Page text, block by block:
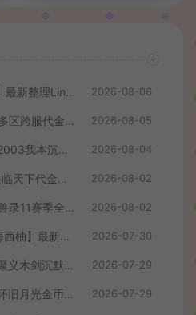
MT3换皮MH【天穹西游】最新整理Linux手工服务端+安卓苹果双端+GM后台+详细搭建教程+全套源码+视频教程 2026-08-06
宫斗养成手游【盛世芳華多区跨服代金券本地优化版】最新整理单机一键即玩端+Linux手工服务端+CDK授权后台+安卓+详细搭建教程 2026-08-05
RED三端引擎传奇手游【2003我本沉默】最新整理Win系服务端+安卓苹果PC三端+详细搭建教程 2026-08-04
三网H5策略手游【三国兵临天下代金券内购七合修复版】最新整理单机一键即玩镜像端+Linux手工服务端+管理后台+GM授权后台+简易安卓客户端+详细搭建教程+视频教程 2026-08-02
卡牌回合手游【山海经异兽录11赛季全人物代金券内购版】最新整理WIN系服务端+授权GM后台+管理后台+热更修改工具+安卓+详细搭建教程 2026-08-02
GGE2互通西游【神界天海西柚】最新整理Win系服务端+安卓苹果PC三端+内置GM工具+全套源码+详细搭建教程+视频教程 2026-07-30
RED三端引擎传奇手游【聚义木剑沉默高仿嘟嘟沉默】最新整理Win系服务端+安卓苹果PC三端+详细搭建教程 2026-07-29
战神引擎传奇手游【1.76怀旧月光金币版】最新整理Win系复古服务端+安卓苹果双端+GM授权物品后台+详细搭建教程 2026-07-29